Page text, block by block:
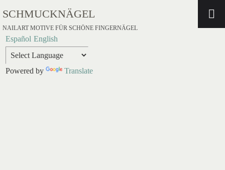
SCHMUCKNÄGEL
NAILART MOTIVE FÜR SCHÖNE FINGERNÄGEL
Español English
Powered by Translate